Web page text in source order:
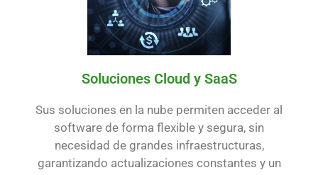
Soluciones Cloud y SaaS
Sus soluciones en la nube permiten acceder al
software de forma flexible y segura, sin
necesidad de grandes infraestructuras,
garantizando actualizaciones constantes y un